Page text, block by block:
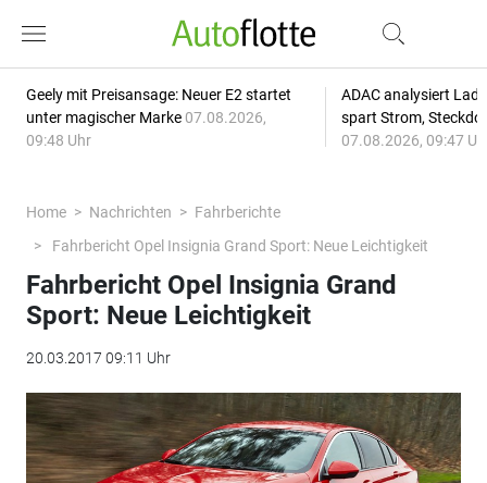
Geely mit Preisansage: Neuer E2 startet
unter magischer Marke 07.08.2026,
09:48 Uhr
ADAC analysiert
spart Strom,
07.08.2026, 09:47
Home Nachrichten
Fahrberichte
Fahrbericht Opel Insignia Grand Sport: Neue Leichtigkeit
Fahrbericht Opel Insignia Grand
Sport: Neue Leichtigkeit
20.03.2017 09:11 Uhr